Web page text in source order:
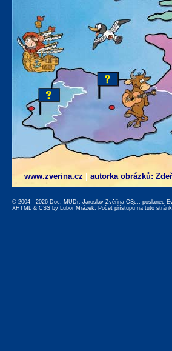
www.zverina.cz autorka obrázků:
© 2004 - 2026 Doc. MUDr. Jaroslav Zvěřina CSc., poslanec
XHTML & CSS by Lubor Mrázek. Počet přístupů na tuto